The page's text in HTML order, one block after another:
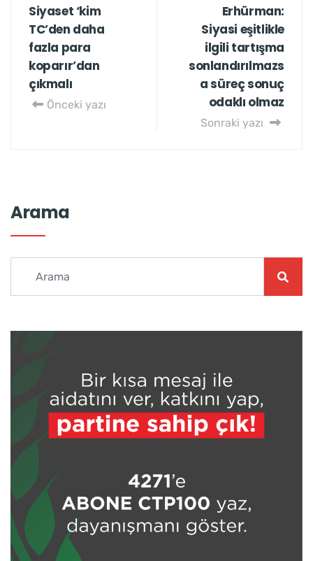
Siyaset ‘kim
TC’den daha
fazla para
koparır’dan
çıkmalı
Önceki yazı
Erhürman:
Siyasi eşitlikle
ilgili tartışma
sonlandırılmazs
a süreç sonuç
odaklı olmaz
Sonraki yazı
Arama